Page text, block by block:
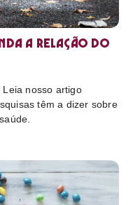
a relação do
nosso artigo
têm a dizer sobre